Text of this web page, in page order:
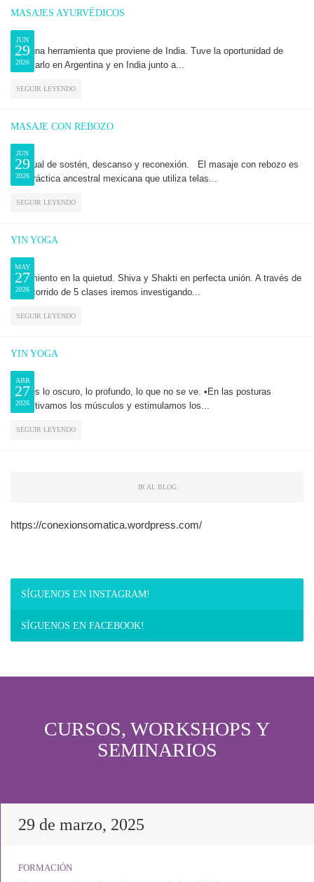
MASAJES AYURVÉDICOS
JUN
29
2026
Es una herramienta que proviene de India. Tuve la oportunidad de
estudiarlo en Argentina y en India junto a...
SEGUIR LEYENDO
MASAJE CON REBOZO
JUN
29
2026
Un ritual de sostén, descanso y reconexión. El masaje con rebozo es
una práctica ancestral mexicana que utiliza telas...
SEGUIR LEYENDO
YIN YOGA
MAY
27
2026
Movimiento en la quietud. Shiva y Shakti en perfecta unión. A través de
un recorrido de 5 clases iremos investigando...
SEGUIR LEYENDO
YIN YOGA
ABR
27
2026
•Yin es lo oscuro, lo profundo, lo que no se ve. •En las posturas
desactivamos los músculos y estimulamos los...
SEGUIR LEYENDO
IR AL BLOG
https://conexionsomatica.wordpress.com/
SÍGUENOS EN INSTAGRAM!
SÍGUENOS EN FACEBOOK!
CURSOS, WORKSHOPS Y
SEMINARIOS
29 de marzo, 2025
FORMACIÓN